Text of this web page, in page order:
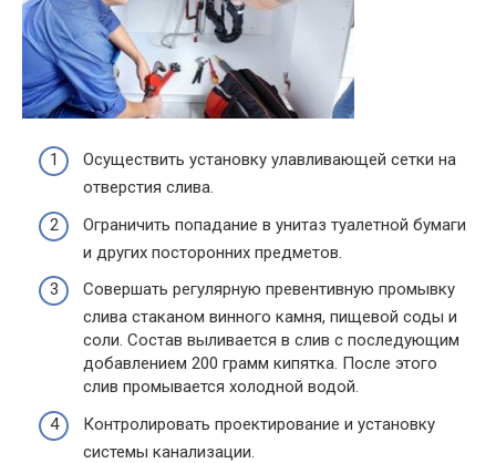
Осуществить установку улавливающей сетки на
отверстия слива.
Ограничить попадание в унитаз туалетной бумаги
и других посторонних предметов.
Совершать регулярную превентивную промывку
слива стаканом винного камня, пищевой соды и
соли. Состав выливается в слив с последующим
добавлением 200 грамм кипятка. После этого
слив промывается холодной водой.
Контролировать проектирование и установку
системы канализации.